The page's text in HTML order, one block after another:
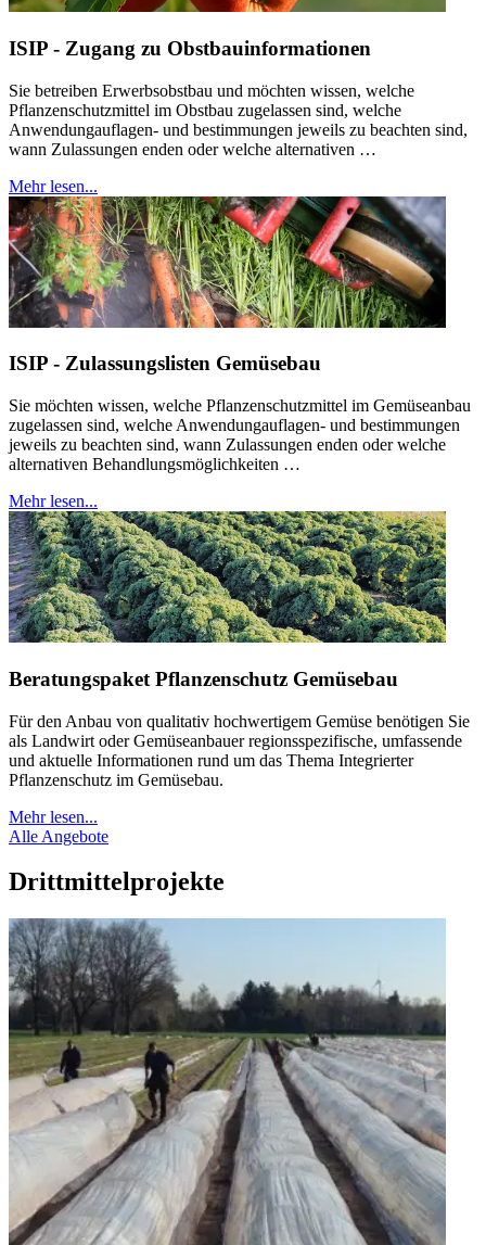
ISIP - Zugang zu Obstbauinformationen
Sie betreiben Erwerbsobstbau und möchten wissen, welche
Pflanzenschutzmittel im Obstbau zugelassen sind, welche
Anwendungauflagen- und bestimmungen jeweils zu beachten sind,
wann Zulassungen enden oder welche alternativen …
Mehr lesen...
ISIP - Zulassungslisten Gemüsebau
Sie möchten wissen, welche Pflanzenschutzmittel im Gemüseanbau
zugelassen sind, welche Anwendungauflagen- und bestimmungen
jeweils zu beachten sind, wann Zulassungen enden oder welche
alternativen Behandlungsmöglichkeiten …
Mehr lesen...
Beratungspaket Pflanzenschutz Gemüsebau
Für den Anbau von qualitativ hochwertigem Gemüse benötigen Sie
als Landwirt oder Gemüseanbauer regionsspezifische, umfassende
und aktuelle Informationen rund um das Thema Integrierter
Pflanzenschutz im Gemüsebau.
Mehr lesen...
Alle Angebote
Drittmittelprojekte